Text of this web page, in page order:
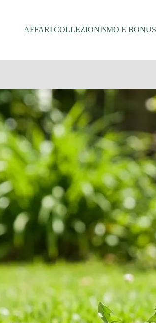
AFFARI COLLEZIONISMO E BONUS